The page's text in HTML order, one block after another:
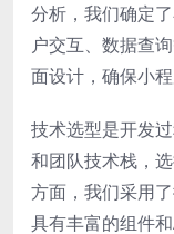
分析，我们确定
户交互、数据查
面设计，确保小
技术选型是开发
和团队技术栈，
方面，我们采用
具有丰富的组件